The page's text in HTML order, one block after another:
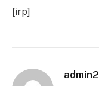
[irp]
admin2